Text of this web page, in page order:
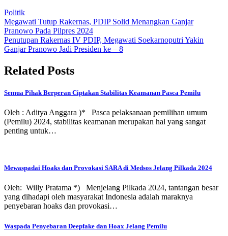
Politik
Post
navigation
Megawati Tutup Rakernas, PDIP Solid Menangkan Ganjar
Pranowo Pada Pilpres 2024
Penutupan Rakernas IV PDIP, Megawati Soekarnoputri Yakin
Ganjar Pranowo Jadi Presiden ke – 8
Related Posts
Semua Pihak Berperan Ciptakan Stabilitas Keamanan Pasca Pemilu
Oleh : Aditya Anggara )* Pasca pelaksanaan pemilihan umum
(Pemilu) 2024, stabilitas keamanan merupakan hal yang sangat
penting untuk…
Mewaspadai Hoaks dan Provokasi SARA di Medsos Jelang Pilkada 2024
Oleh: Willy Pratama *) Menjelang Pilkada 2024, tantangan besar
yang dihadapi oleh masyarakat Indonesia adalah maraknya
penyebaran hoaks dan provokasi…
Waspada Penyebaran Deepfake dan Hoax Jelang Pemilu